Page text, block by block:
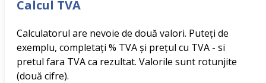
Calcul TVA
Calculatorul are nevoie de două valori. Puteţi de
exemplu, completaţi % TVA şi preţul cu TVA - si
pretul fara TVA ca rezultat. Valorile sunt rotunjite
(două cifre).